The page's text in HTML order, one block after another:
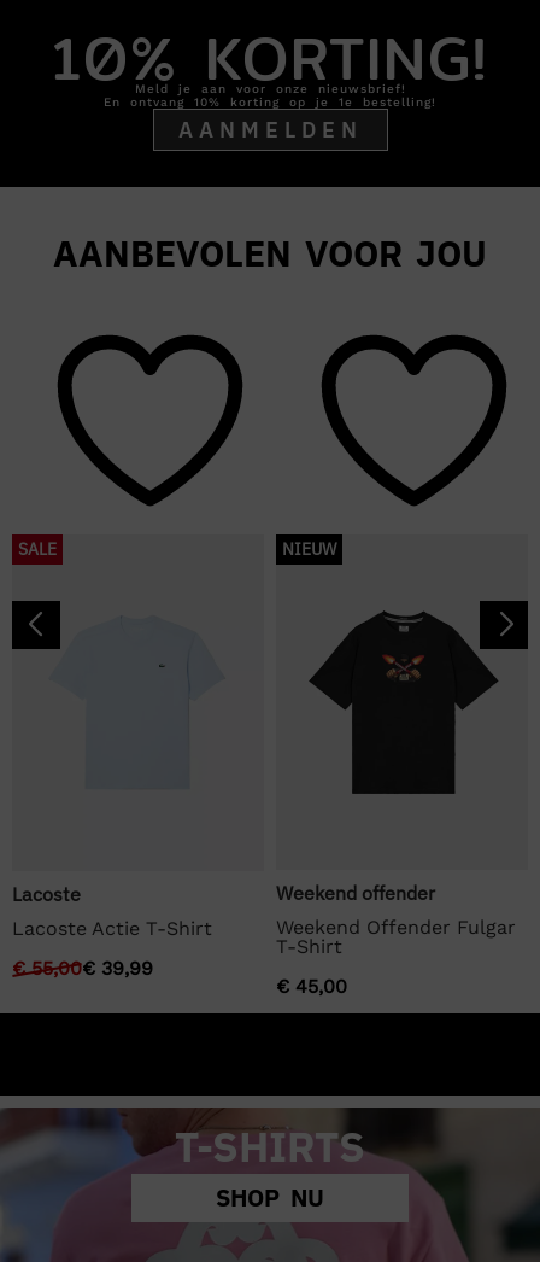
10% KORTING!
Meld je aan voor onze nieuwsbrief!
En ontvang 10% korting op je 1e bestelling!
AANMELDEN
AANBEVOLEN VOOR JOU
SALE
Lacoste
Lacoste Actie T-Shirt
€55,00€ 39,99
NIEUW
Weekend offender
Weekend Offender Fulgar
T-Shirt
€ 45,00
T-SHIRTS
SHOP NU